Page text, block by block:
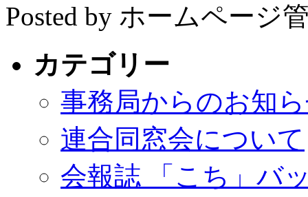
Posted by ホームペー
カテゴリー
事務局からのお知
連合同窓会について
会報誌 「こち」バ